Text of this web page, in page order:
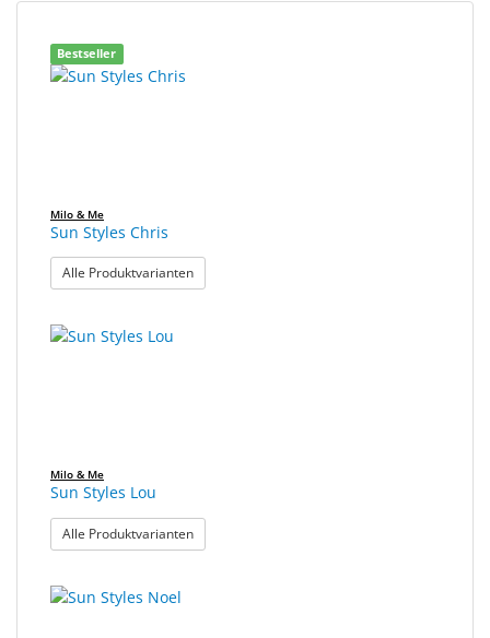
Handelsware
Sport
JustMILO
NEED
YOU
Ergebnisse
Suchergebnisse
gerendert.
Bestseller
Milo & Me
Sun Styles Chris
Alle Produktvarianten: Sun Styles Chris
Milo & Me
Sun Styles Lou
Alle Produktvarianten: Sun Styles Lou